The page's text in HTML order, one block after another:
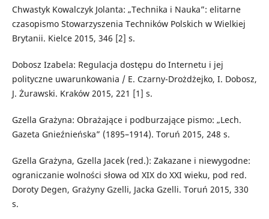
Chwastyk Kowalczyk Jolanta: „Technika i Nauka”: elitarne
czasopismo Stowarzyszenia Techników Polskich w Wielkiej
Brytanii. Kielce 2015, 346 [2] s.
Dobosz Izabela: Regulacja dostępu do Internetu i jej
polityczne uwarunkowania / E. Czarny-Drożdżejko, I. Dobosz,
J. Żurawski. Kraków 2015, 221 [1] s.
Gzella Grażyna: Obrażające i podburzające pismo: „Lech.
Gazeta Gnieźnieńska” (1895–1914). Toruń 2015, 248 s.
Gzella Grażyna, Gzella Jacek (red.): Zakazane i niewygodne:
ograniczanie wolności słowa od XIX do XXI wieku, pod red.
Doroty Degen, Grażyny Gzelli, Jacka Gzelli. Toruń 2015, 330
s.